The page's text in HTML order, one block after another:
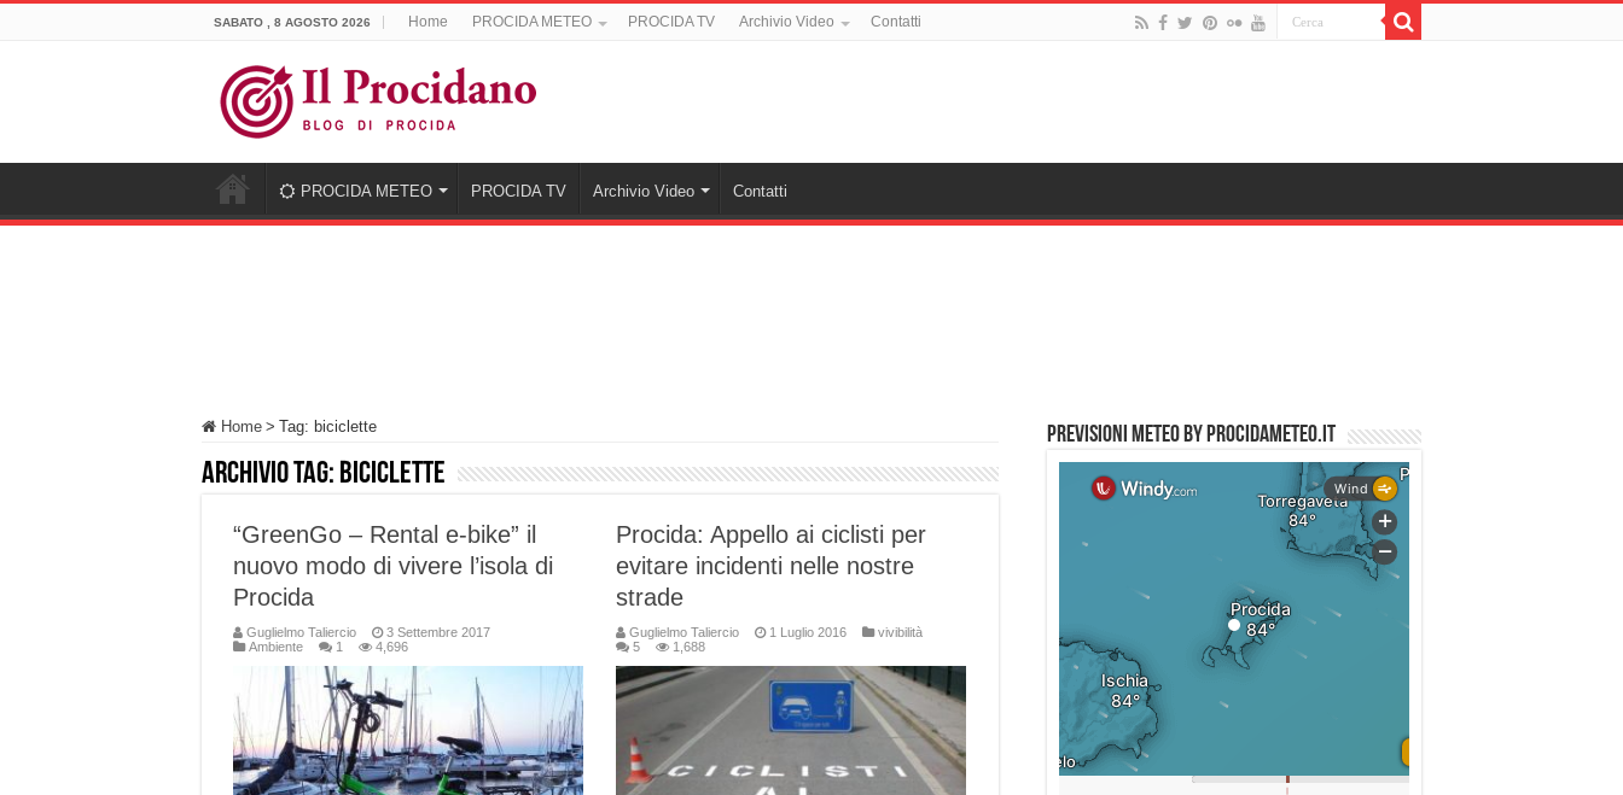
SABATO , 8 AGOSTO 2026 Home PROCIDA METEO PROCIDA TV Archivio Video Contatti
PROCIDA METEO PROCIDA TV Archivio Video Contatti
Home > Tag: biciclette
Archivio tag: biciclette
“GreenGo – Rental e-bike” il
nuovo modo di vivere l’isola di
Procida
Guglielmo Taliercio
3 Settembre 2017
Ambiente
1 4,696
Procida: Appello ai ciclisti per
evitare incidenti nelle nostre
strade
Guglielmo Taliercio 1 Luglio 2016
vivibilità
5
1,688
PREVISIONI METEO by PROCIDAMETEO.IT